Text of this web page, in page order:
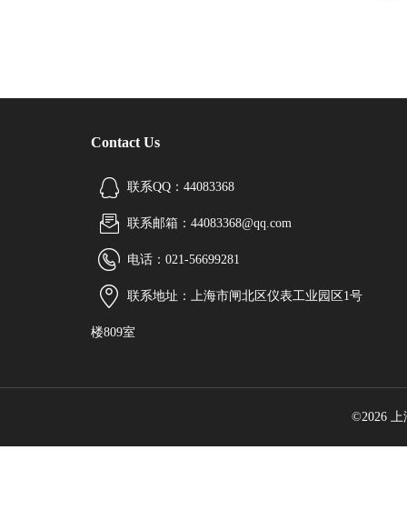
Contact Us
联系QQ：44083368
联系邮箱：44083368@qq.com
电话：021-56699281
联系地址：上海市闸北区仪表工业园区1号
楼809室
©2026